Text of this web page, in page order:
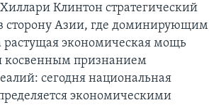
Клинтон стратегический
сторону Азии, где доминирующим
растущая экономическая мощь
косвенным признанием
сегодня национальная
экономическими